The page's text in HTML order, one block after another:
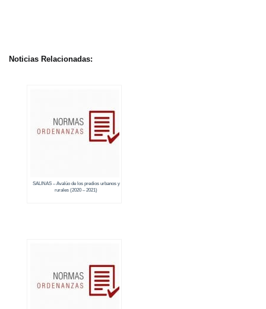
Noticias Relacionadas:
SALINAS – Avalúo de los predios urbanos y
rurales (2020 – 2021)